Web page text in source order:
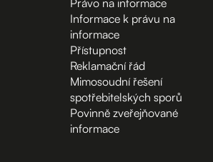
Informace k právu na
informace
Přístupnost
Reklamační řád
Mimosoudní řešení
spotřebitelských sporů
Povinně zveřejňované
informace